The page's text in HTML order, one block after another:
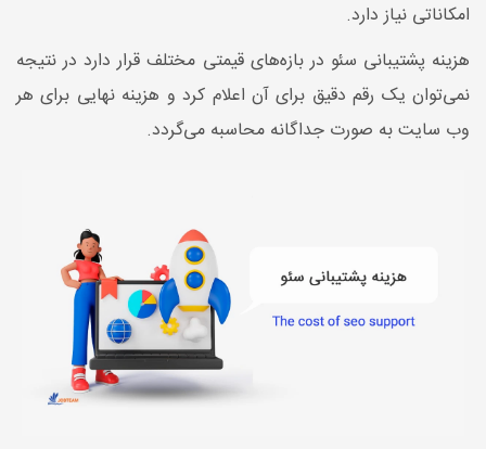
امکاناتی نیاز دارد.
هزینه پشتیبانی سئو در بازه‌های قیمتی مختلف قرار دارد در نتیجه
نمی‌توان یک رقم دقیق برای آن اعلام کرد و هزینه نهایی برای هر
وب سایت به صورت جداگانه محاسبه می‌گردد.